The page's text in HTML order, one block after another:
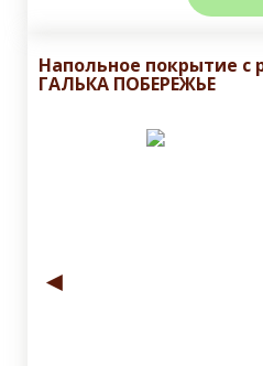
Напольное покрытие с
ГАЛЬКА ПОБЕРЕЖЬЕ
◄